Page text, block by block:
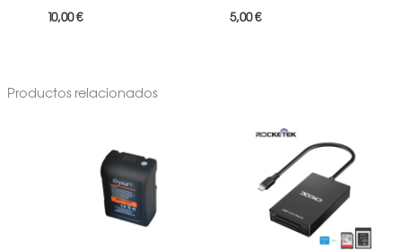
10,00€ 5,00€
Productos relacionados